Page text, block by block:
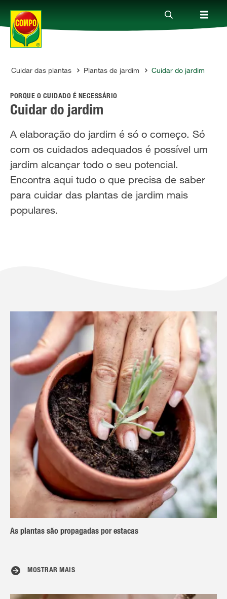
Produtos
Guia
Serviço
Quem somos
Cuidar das plantas Plantas de jardim Cuidar do jardim
PORQUE O CUIDADO É NECESSÁRIO
Cuidar do jardim
A elaboração do jardim é só o começo. Só
com os cuidados adequados é possível um
jardim alcançar todo o seu potencial.
Encontra aqui tudo o que precisa de saber
para cuidar das plantas de jardim mais
populares.
As plantas são propagadas por estacas
MOSTRAR MAIS